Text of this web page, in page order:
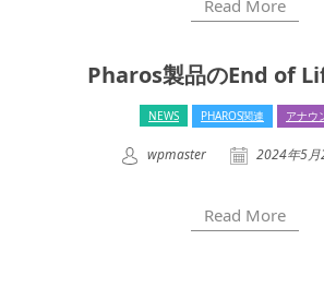
Read More
Pharos製品のEnd of
NEWS PHAROS関連 アナウ
wpmaster 2024年5月
Read More